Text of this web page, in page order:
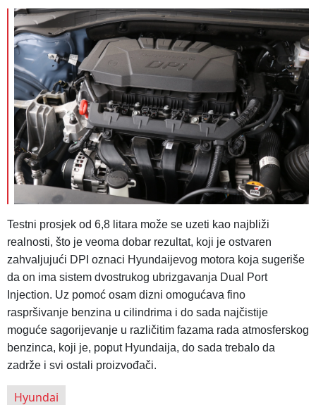
Testni prosjek od 6,8 litara može se uzeti kao najbliži
realnosti, što je veoma dobar rezultat, koji je ostvaren
zahvaljujući DPI oznaci Hyundaijevog motora koja sugeriše
da on ima sistem dvostrukog ubrizgavanja Dual Port
Injection. Uz pomoć osam dizni omogućava fino
raspršivanje benzina u cilindrima i do sada najčistije
moguće sagorijevanje u različitim fazama rada atmosferskog
benzinca, koji je, poput Hyundaija, do sada trebalo da
zadrže i svi ostali proizvođači.
Hyundai